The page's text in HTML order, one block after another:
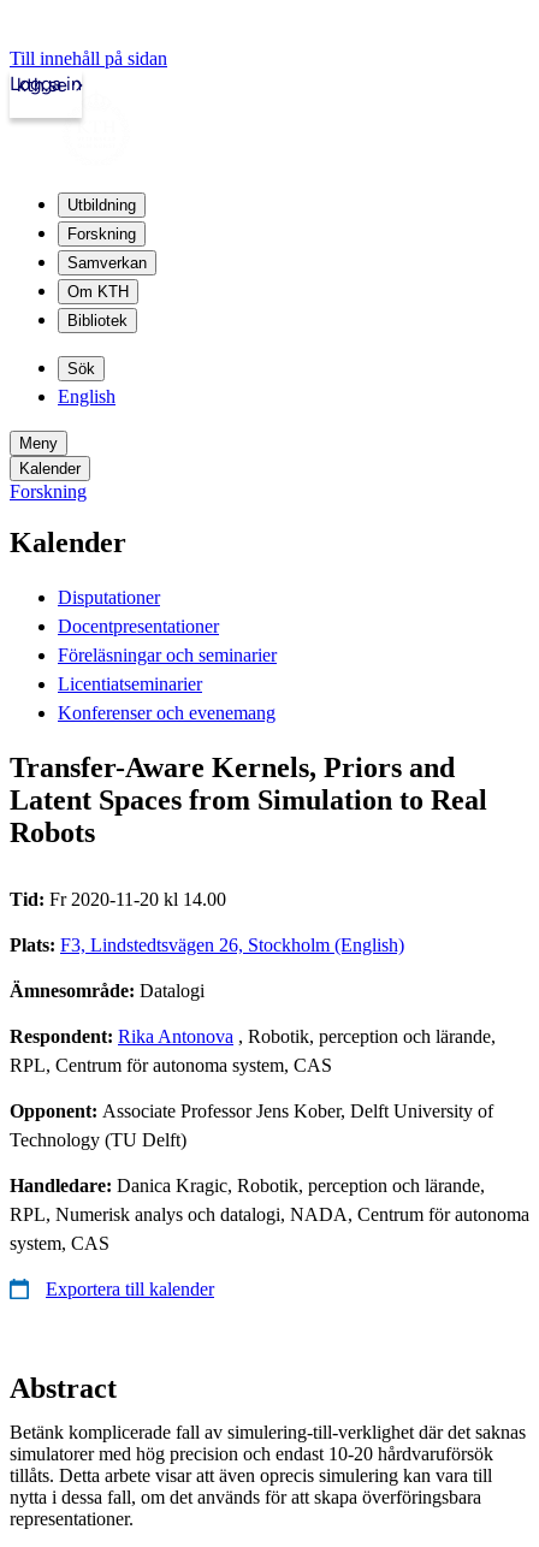
Till innehåll på sidan
kth.se
Logga in
Utbildning
Forskning
Samverkan
Om KTH
Bibliotek
Sök
English
Meny
Kalender
Forskning
Kalender
Disputationer
Docentpresentationer
Föreläsningar och seminarier
Licentiatseminarier
Konferenser och evenemang
Transfer-Aware Kernels, Priors and
Latent Spaces from Simulation to Real
Robots
Tid: Fr 2020-11-20 kl 14.00
Plats: F3, Lindstedtsvägen 26, Stockholm (English)
Ämnesområde: Datalogi
Respondent: Rika Antonova , Robotik, perception och lärande,
RPL, Centrum för autonoma system, CAS
Opponent: Associate Professor Jens Kober, Delft University of
Technology (TU Delft)
Handledare: Danica Kragic, Robotik, perception och lärande,
RPL, Numerisk analys och datalogi, NADA, Centrum för autonoma
system, CAS
Exportera till kalender
Abstract
Betänk komplicerade fall av simulering-till-verklighet där det saknas
simulatorer med hög precision och endast 10-20 hårdvaruförsök
tillåts. Detta arbete visar att även oprecis simulering kan vara till
nytta i dessa fall, om det används för att skapa överföringsbara
representationer.